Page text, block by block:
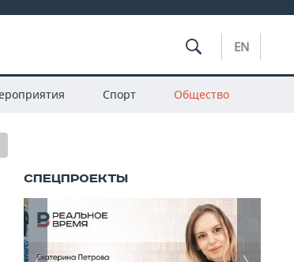
EN
Спорт Общество